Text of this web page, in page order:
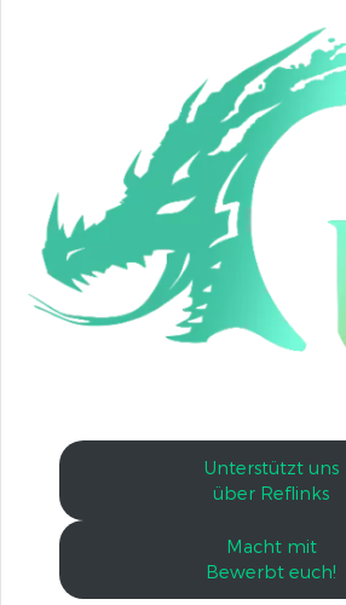
Unterstützt uns
über Reflinks
Macht mit
Bewerbt euch!